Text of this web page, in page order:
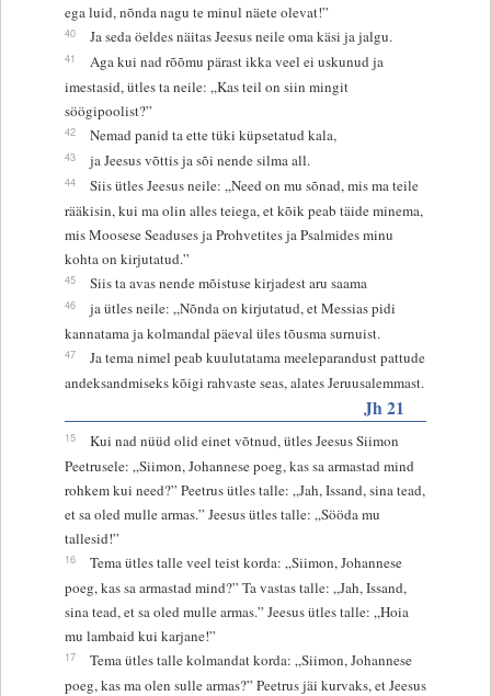
ega luid, nõnda nagu te minul näete olevat!”
40 Ja seda öeldes näitas Jeesus neile oma käsi ja jalgu.
41
Aga kui nad rõõmu pärast ikka veel ei uskunud ja
imestasid, ütles ta neile: „Kas teil on siin mingit
söögipoolist?”
42 Nemad panid ta ette tüki küpsetatud kala,
43 ja Jeesus võttis ja sõi nende silma all.
44
Siis ütles Jeesus neile: „Need on mu sõnad, mis ma teile
rääkisin, kui ma olin alles teiega, et kõik peab täide minema,
mis Moosese Seaduses ja Prohvetites ja Psalmides minu
kohta on kirjutatud.”
45 Siis ta avas nende mõistuse kirjadest aru saama
46
ja ütles neile: „Nõnda on kirjutatud, et Messias pidi
kannatama ja kolmandal päeval üles tõusma surnuist.
47
Ja tema nimel peab kuulutatama meeleparandust pattude
andeksandmiseks kõigi rahvaste seas, alates Jeruusalemmast.
Jh 21
15
Kui nad nüüd olid einet võtnud, ütles Jeesus Siimon
Peetrusele: „Siimon, Johannese poeg, kas sa armastad mind
rohkem kui need?” Peetrus ütles talle: „Jah, Issand, sina tead,
et sa oled mulle armas.” Jeesus ütles talle: „Sööda mu
tallesid!”
16
Tema ütles talle veel teist korda: „Siimon, Johannese
poeg, kas sa armastad mind?” Ta vastas talle: „Jah, Issand,
sina tead, et sa oled mulle armas.” Jeesus ütles talle: „Hoia
mu lambaid kui karjane!”
17
Tema ütles talle kolmandat korda: „Siimon, Johannese
poeg, kas ma olen sulle armas?” Peetrus jäi kurvaks, et Jeesus